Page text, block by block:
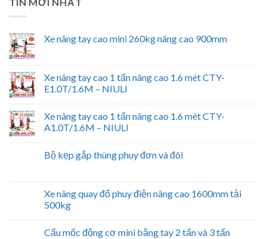
Xe nâng tay cao mini 260kg nâng cao 900mm
Xe nâng tay cao 1 tấn nâng cao 1.6 mét CTY-
E1.0T/1.6M – NIULI
Xe nâng tay cao 1 tấn nâng cao 1.6 mét CTY-
A1.0T/1.6M – NIULI
Bộ kẹp gắp thùng phuy đơn và đôi
Xe nâng quay đổ phuy điện nâng cao 1600mm tải
500kg
Cẩu mốc động cơ mini bằng tay 2 tấn và 3 tấn